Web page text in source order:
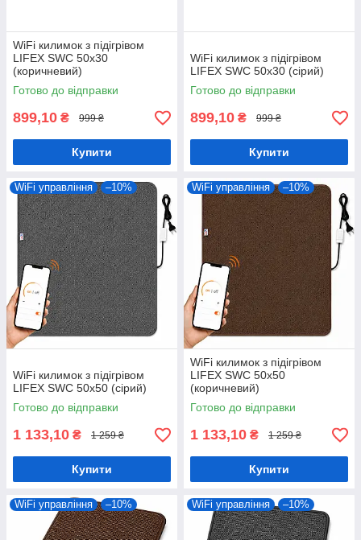
WiFi килимок з підігрівом
LIFEX SWC 50х30
(коричневий)
Готово до відправки
899,10 ₴ 999 ₴
Купити
WiFi килимок з підігрівом
LIFEX SWC 50х30 (сірий)
Готово до відправки
899,10 ₴ 999 ₴
Купити
WiFi управління –10%
WiFi килимок з підігрівом
LIFEX SWC 50х50 (сірий)
Готово до відправки
1 133,10 ₴ 1 259 ₴
Купити
WiFi управління –10%
WiFi килимок з підігрівом
LIFEX SWC 50х50
(коричневий)
Готово до відправки
1 133,10 ₴ 1 259 ₴
Купити
WiFi управління –10% WiFi управління –10%